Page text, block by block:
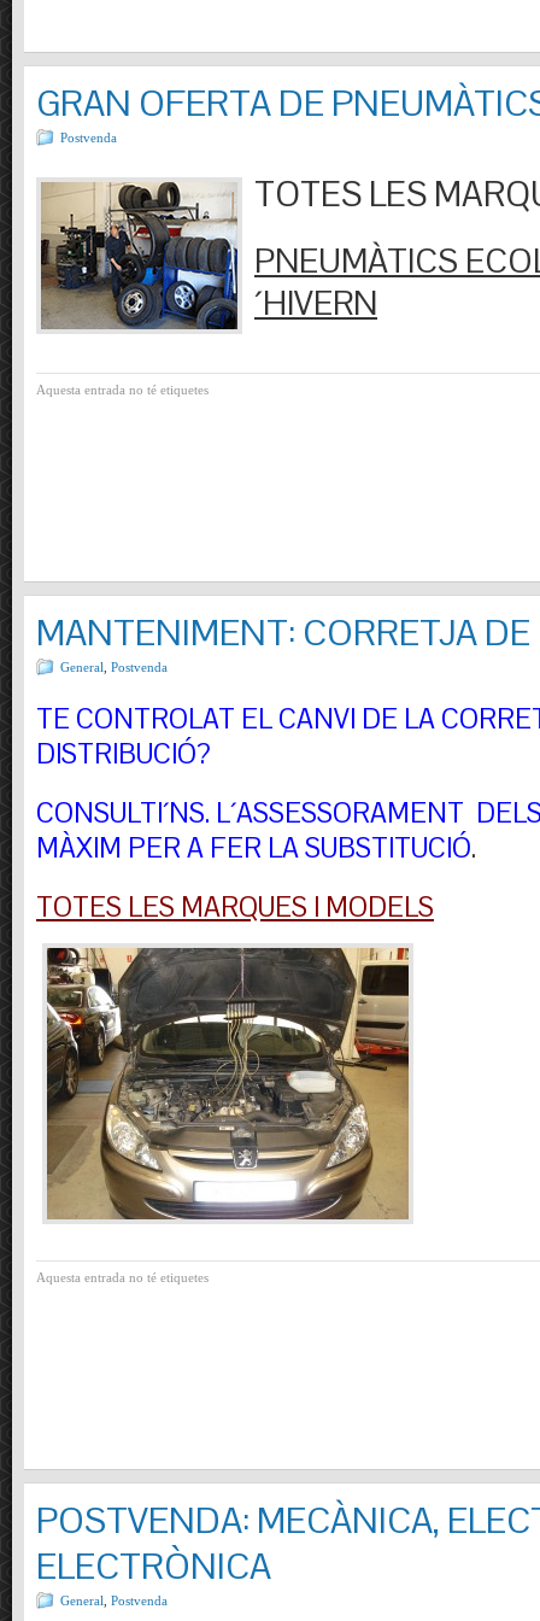
GRAN OFERTA DE
Postvenda
TOTES LES
PNEUMÀTICS
´HIVERN
Aquesta entrada no té etiquetes
MANTENIMENT: CORRETJA
General Postvenda
TE CONTROLAT EL CANVI DE LA
DISTRIBUCIÓ?
CONSULTI´NS. L´ASSESSORAMENT
MÀXIM PER A FER LA SUBSTITUCIÓ.
TOTES LES MARQUES I MODELS
Aquesta entrada no té etiquetes
POSTVENDA: MECÀNICA,
ELECTRÒNICA
General Postvenda